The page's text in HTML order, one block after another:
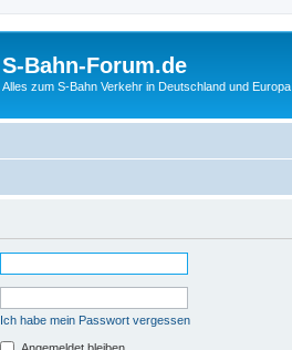
S-Bahn-Forum.de
Alles zum S-Bahn Verkehr in Deutschland und Europa
Ich habe mein Passwort vergessen
Angemeldet bleiben